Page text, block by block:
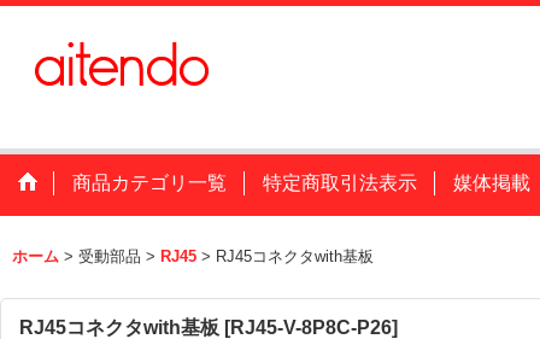
商品カテゴリ一覧 特定商取引法表示 媒体掲載
ホーム > 受動部品 > RJ45 > RJ45コネクタwith基板
RJ45コネクタwith基板 [RJ45-V-8P8C-P26]